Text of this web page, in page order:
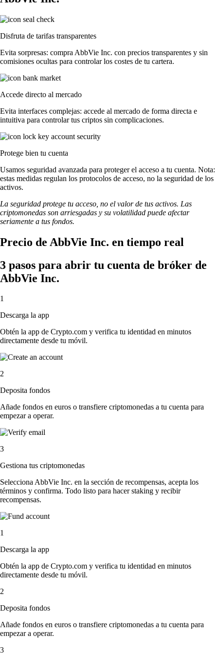
Disfruta de tarifas transparentes
Evita sorpresas: compra AbbVie Inc. con precios transparentes y sin
comisiones ocultas para controlar los costes de tu cartera.
Accede directo al mercado
Evita interfaces complejas: accede al mercado de forma directa e
intuitiva para controlar tus criptos sin complicaciones.
Protege bien tu cuenta
Usamos seguridad avanzada para proteger el acceso a tu cuenta. Nota:
estas medidas regulan los protocolos de acceso, no la seguridad de los
activos.
La seguridad protege tu acceso, no el valor de tus activos. Las
criptomonedas son arriesgadas y su volatilidad puede afectar
seriamente a tus fondos.
Precio de AbbVie Inc. en tiempo real
3 pasos para abrir tu cuenta de bróker de
AbbVie Inc.
1
Descarga la app
Obtén la app de Crypto.com y verifica tu identidad en minutos
directamente desde tu móvil.
2
Deposita fondos
Añade fondos en euros o transfiere criptomonedas a tu cuenta para
empezar a operar.
3
Gestiona tus criptomonedas
Selecciona AbbVie Inc. en la sección de recompensas, acepta los
términos y confirma. Todo listo para hacer staking y recibir
recompensas.
1
Descarga la app
Obtén la app de Crypto.com y verifica tu identidad en minutos
directamente desde tu móvil.
2
Deposita fondos
Añade fondos en euros o transfiere criptomonedas a tu cuenta para
empezar a operar.
3